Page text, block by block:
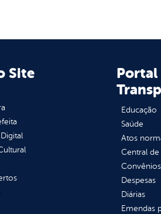
Site
Portal
Educação
Saúde
Atos
Central de
Despesas
Diárias
Emendas